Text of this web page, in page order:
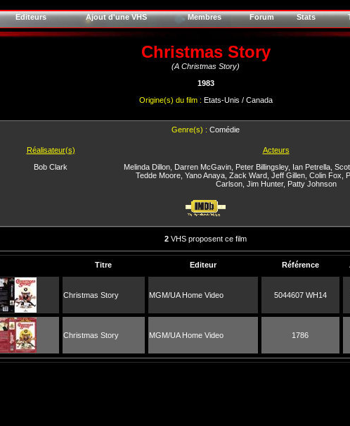
Editeurs Ajout d'une VHS Membres Forum Stats
Christmas Story
(A Christmas Story)
1983
Origine(s) du film : Etats-Unis / Canada
Genre(s) : Comédie
Réalisateur(s)
Bob Clark
Acteurs
Melinda Dillon, Darren McGavin, Peter Billingsley, Ian Petrella,
Tedde Moore Yano Anaya Zack Ward Jeff Gillen Colin Fox
Carlson, Jim Hunter, Patty Johnson
2 VHS proposent ce film
Titre Editeur Référence
Christmas Story MGM/UA Home Video 5044607 WH14
Christmas Story MGM/UA Home Video 1786